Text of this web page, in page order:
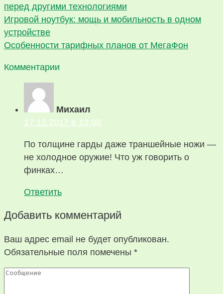
перед другими технологиями
Игровой ноутбук: мощь и мобильность в одном
устройстве
Особенности тарифных планов от МегаФон
Комментарии
Михаил
17.12.2017 в 13:08
По толщине гарды даже траншейные ножи —
не холодное оружие! Что уж говорить о
финках…
Ответить
Добавить комментарий
Ваш адрес email не будет опубликован.
Обязательные поля помечены *